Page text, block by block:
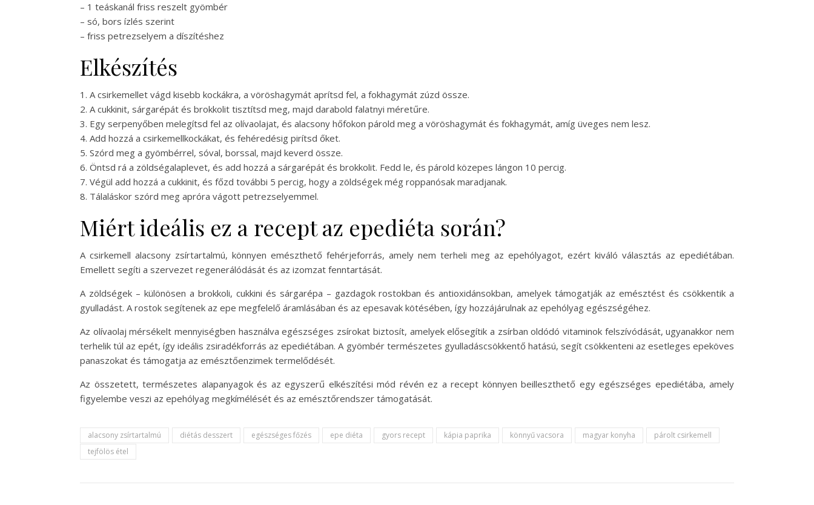
– 1 teáskanál friss reszelt gyömbér
– só, bors ízlés szerint
– friss petrezselyem a díszítéshez
Elkészítés
1. A csirkemellet vágd kisebb kockákra, a vöröshagymát aprítsd fel, a fokhagymát zúzd össze.
2. A cukkinit, sárgarépát és brokkolit tisztítsd meg, majd darabold falatnyi méretűre.
3. Egy serpenyőben melegítsd fel az olívaolajat, és alacsony hőfokon párold meg a vöröshagymát és fokhagymát, amíg üveges nem lesz.
4. Add hozzá a csirkemellkockákat, és fehéredésig pirítsd őket.
5. Szórd meg a gyömbérrel, sóval, borssal, majd keverd össze.
6. Öntsd rá a zöldségalaplevet, és add hozzá a sárgarépát és brokkolit. Fedd le, és párold közepes lángon 10 percig.
7. Végül add hozzá a cukkinit, és főzd további 5 percig, hogy a zöldségek még roppanósak maradjanak.
8. Tálaláskor szórd meg apróra vágott petrezselyemmel.
Miért ideális ez a recept az epediéta során?
A csirkemell alacsony zsírtartalmú, könnyen emészthető fehérjeforrás, amely nem terheli meg az epehólyagot, ezért kiváló választás az epediétában.
Emellett segíti a szervezet regenerálódását és az izomzat fenntartását.
A zöldségek – különösen a brokkoli, cukkini és sárgarépa – gazdagok rostokban és antioxidánsokban, amelyek támogatják az emésztést és csökkentik a
gyulladást. A rostok segítenek az epe megfelelő áramlásában és az epesavak kötésében, így hozzájárulnak az epehólyag egészségéhez.
Az olívaolaj mérsékelt mennyiségben használva egészséges zsírokat biztosít, amelyek elősegítik a zsírban oldódó vitaminok felszívódását, ugyanakkor nem
terhelik túl az epét, így ideális zsiradékforrás az epediétában. A gyömbér természetes gyulladáscsökkentő hatású, segít csökkenteni az esetleges epeköves
panaszokat és támogatja az emésztőenzimek termelődését.
Az összetett, természetes alapanyagok és az egyszerű elkészítési mód révén ez a recept könnyen beilleszthető egy egészséges epediétába, amely
figyelembe veszi az epehólyag megkímélését és az emésztőrendszer támogatását.
alacsony zsírtartalmú diétás desszert egészséges főzés epe diéta gyors recept kápia paprika könnyű vacsora magyar konyha
párolt csirkemell
tejfölös étel